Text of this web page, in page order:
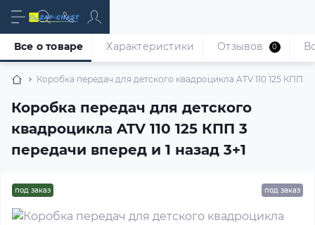
Коробка передач для детского квадроцикла ATV 110 125 КПП 3
Коробка передач для детского
квадроцикла ATV 110 125 КПП 3
передачи вперед и 1 назад 3+1
Все о товаре Характеристики Отзывов 0
под заказ под заказ